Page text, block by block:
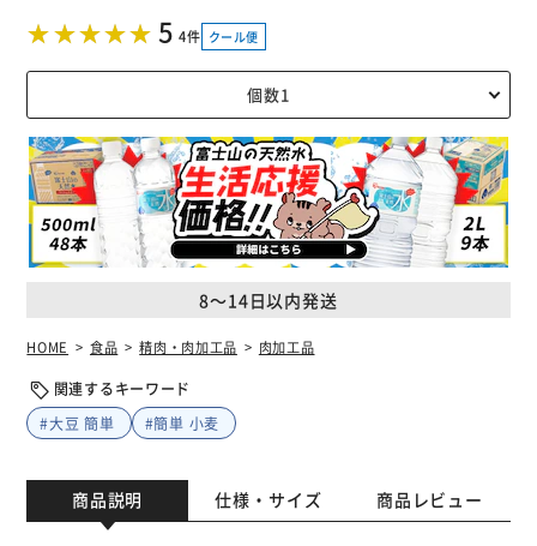
5 4件 クール便
8～14日以内発送
HOME 食品 精肉・肉加工品 肉加工品
関連するキーワード
#大豆 簡単
#簡単 小麦
商品説明 仕様・サイズ 商品レビュー